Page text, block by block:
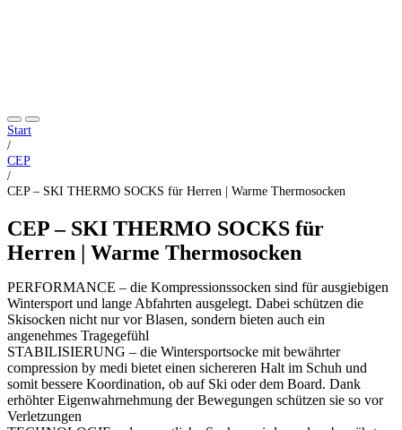
Start
/
CEP
/
CEP – SKI THERMO SOCKS für Herren | Warme Thermosocken
CEP – SKI THERMO SOCKS für
Herren | Warme Thermosocken
PERFORMANCE – die Kompressionssocken sind für ausgiebigen
Wintersport und lange Abfahrten ausgelegt. Dabei schützen die
Skisocken nicht nur vor Blasen, sondern bieten auch ein
angenehmes Tragegefühl
STABILISIERUNG – die Wintersportsocke mit bewährter
compression by medi bietet einen sichereren Halt im Schuh und
somit bessere Koordination, ob auf Ski oder dem Board. Dank
erhöhter Eigenwahrnehmung der Bewegungen schützen sie so vor
Verletzungen